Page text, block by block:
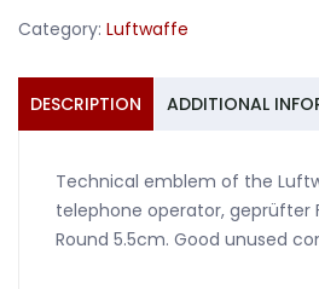
quantity
Category: Luftwaffe
DESCRIPTION ADDITIONAL
Technical emblem of the
telephone operator, geprüfter
Round 5.5cm. Good unused